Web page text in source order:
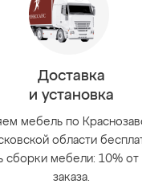
Доставка
и установка
мебель по
области
сборки мебели: 10% от
заказа.